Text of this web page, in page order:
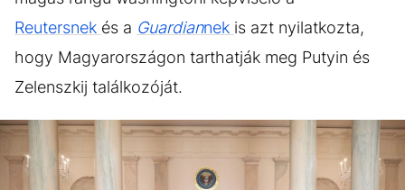
Reutersnek és a Guardiannek is azt nyilatkozta,
hogy Magyarországon tarthatják meg Putyin és
Zelenszkij találkozóját.